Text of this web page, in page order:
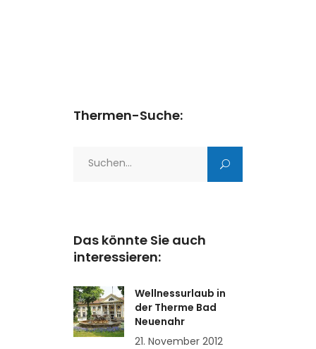
Thermen-Suche:
Das könnte Sie auch
interessieren:
Wellnessurlaub in
der Therme Bad
Neuenahr
21. November 2012